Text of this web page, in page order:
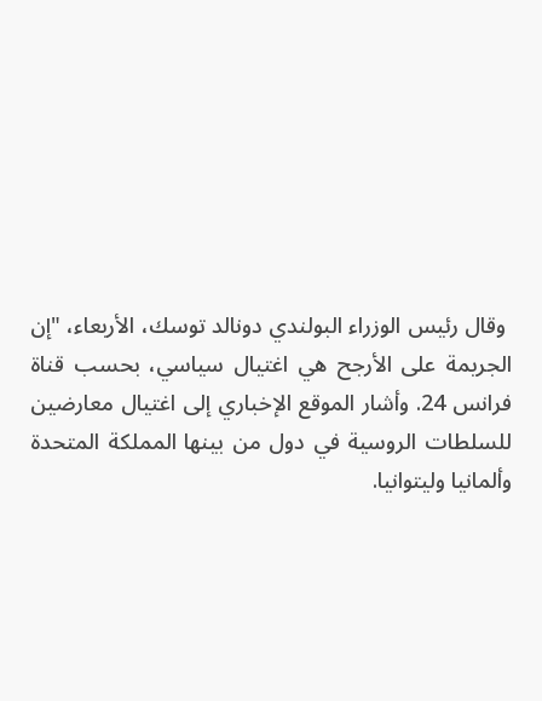
وقال رئيس الوزراء البولندي دونالد توسك، الأربعاء، "إن
الجريمة على الأرجح هي اغتيال سياسي، بحسب قناة
فرانس 24. وأشار الموقع الإخباري إلى اغتيال معارضين
للسلطات الروسية في دول من بينها المملكة المتحدة
وألمانيا وليتوانيا.